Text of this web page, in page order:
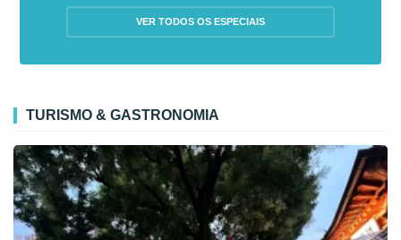
VER TODOS OS ESPECIAIS
TURISMO & GASTRONOMIA